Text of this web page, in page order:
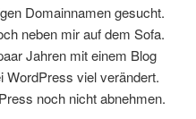
Domainnamen gesucht.
neben mir auf dem Sofa.
Jahren mit einem Blog
WordPress viel verändert.
noch nicht abnehmen.